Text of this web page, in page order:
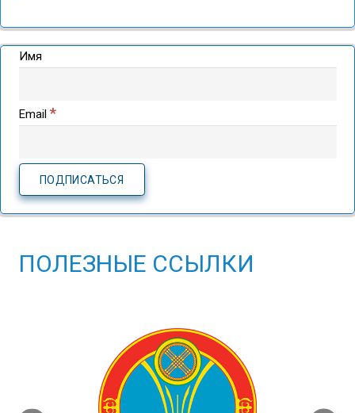
Имя
Email *
ПОЛЕЗНЫЕ ССЫЛКИ